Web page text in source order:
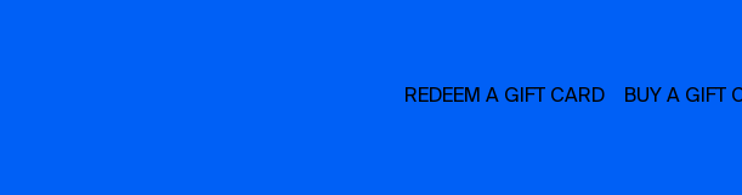
REDEEM A GIFT CARD BUY A GIFT